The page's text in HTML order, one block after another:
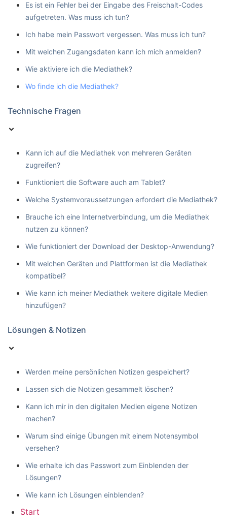
Es ist ein Fehler bei der Eingabe des Freischalt-Codes
aufgetreten. Was muss ich tun?
Ich habe mein Passwort vergessen. Was muss ich tun?
Mit welchen Zugangsdaten kann ich mich anmelden?
Wie aktiviere ich die Mediathek?
Wo finde ich die Mediathek?
Technische Fragen
Kann ich auf die Mediathek von mehreren Geräten
zugreifen?
Funktioniert die Software auch am Tablet?
Welche Systemvoraussetzungen erfordert die Mediathek?
Brauche ich eine Internetverbindung, um die Mediathek
nutzen zu können?
Wie funktioniert der Download der Desktop-Anwendung?
Mit welchen Geräten und Plattformen ist die Mediathek
kompatibel?
Wie kann ich meiner Mediathek weitere digitale Medien
hinzufügen?
Lösungen & Notizen
Werden meine persönlichen Notizen gespeichert?
Lassen sich die Notizen gesammelt löschen?
Kann ich mir in den digitalen Medien eigene Notizen
machen?
Warum sind einige Übungen mit einem Notensymbol
versehen?
Wie erhalte ich das Passwort zum Einblenden der
Lösungen?
Wie kann ich Lösungen einblenden?
Start